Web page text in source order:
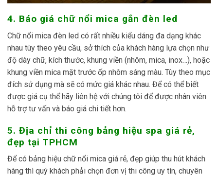
4. Báo giá chữ nổi mica gắn đèn led
Chữ nổi mica đèn led có rất nhiều kiểu dáng đa dạng khác
nhau tùy theo yêu cầu, sở thích của khách hàng lựa chọn như
độ dày chữ, kích thước, khung viền (nhôm, mica, inox…), hoặc
khung viền mica mặt trước ốp nhôm sáng màu. Tùy theo mục
đích sử dụng mà sẽ có mức giá khác nhau. Để có thể biết
được giá cụ thể hãy liên hệ với chúng tôi để được nhân viên
hỗ trợ tư vấn và báo giá chi tiết hơn.
đẹp tại TPHCM
Để có bảng hiệu chữ nổi mica giá rẻ, đẹp giúp thu hút khách
hàng thì quý khách phải chọn đơn vị thi công uy tín, chuyên
nghiệp.